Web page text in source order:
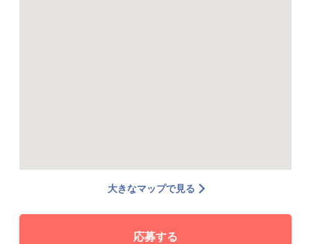
大きなマップで見る
応募する